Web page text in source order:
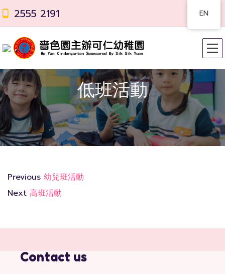
2555 2191
低班活動
Previous 幼兒班活動
Next 高班活動
Contact us
EN